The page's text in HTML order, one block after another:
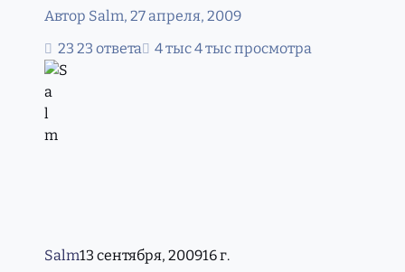
Автор Salm, 27 апреля, 2009
23 ответа
4 тыс просмотра
Salm13 сентября, 200916 г.